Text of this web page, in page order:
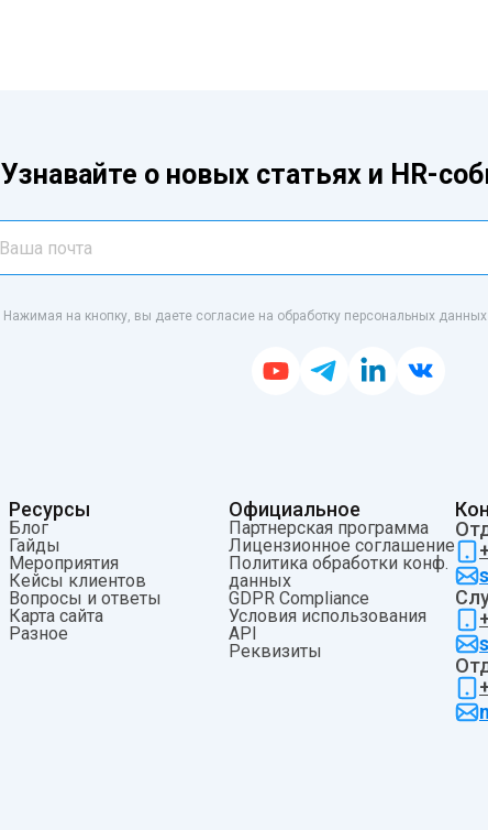
Нажимая на кнопку, вы даете согласие на обработку персональных
Узнавайте о новых статьях и HR-
Ресурсы
Блог
Гайды
Мероприятия
Кейсы клиентов
Вопросы и ответы
Карта сайта
Разное
Официальное
Партнерская программа
Лицензионное соглашение
Политика обработки конф.
данных
GDPR Compliance
Условия использования
API
Pеквизиты